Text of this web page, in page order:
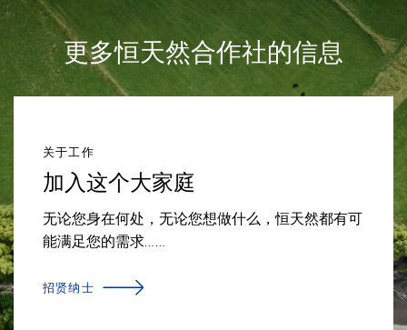
更多恒天然合作社的信息
关于工作
加入这个大家庭
无论您身在何处，无论您想做什么，恒天然都有可
能满足您的需求……
招贤纳士